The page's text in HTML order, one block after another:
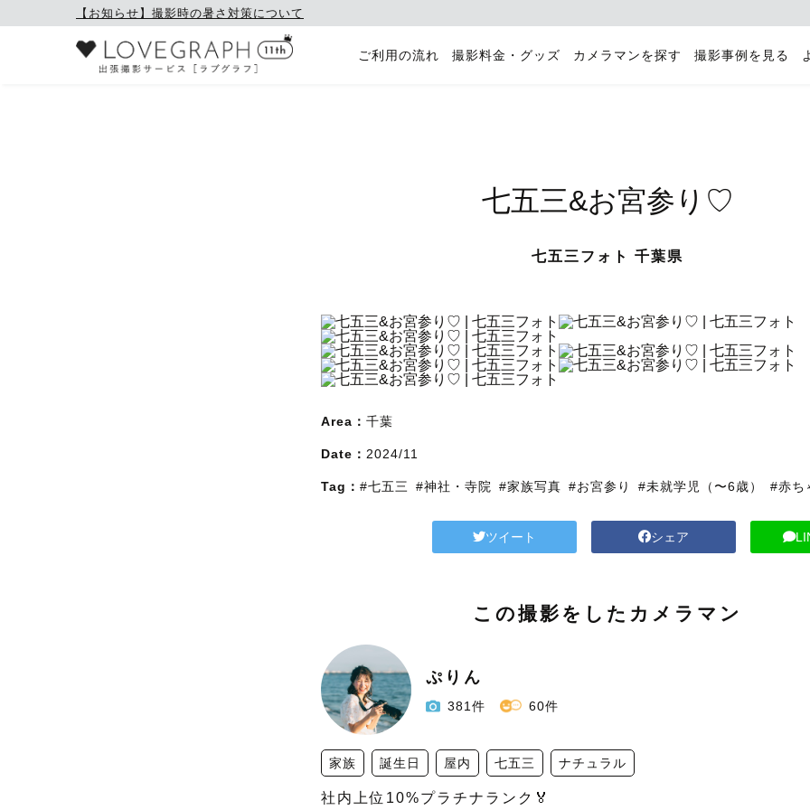
【お知らせ】撮影時の暑さ対策について
ご利用の流れ 撮影料金・グッズ カメラマンを探す 撮影事例を見る
七五三&お宮参り♡
七五三フォト 千葉県
Area： 千葉
Date： 2024/11
Tag： #七五三 #神社・寺院 #家族写真 #お宮参り #未就学児（〜6歳） #赤ち
ツイート シェア
この撮影をしたカメラマン
ぷりん
381件 60件
家族 誕生日 屋内 七五三 ナチュラル
社内上位10%プラチナランク🏅